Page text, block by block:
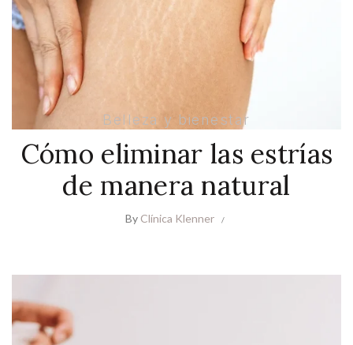
Belleza y bienestar
Cómo eliminar las estrías
de manera natural
By Clínica Klenner